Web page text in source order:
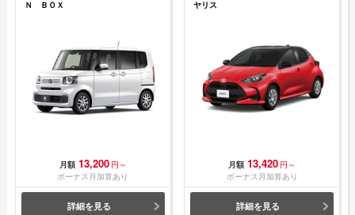
Ｎ ＢＯＸ
月額 13,200 円～
ボーナス月加算あり
詳細を見る
ヤリス
月額 13,420 円～
ボーナス月加算あり
詳細を見る